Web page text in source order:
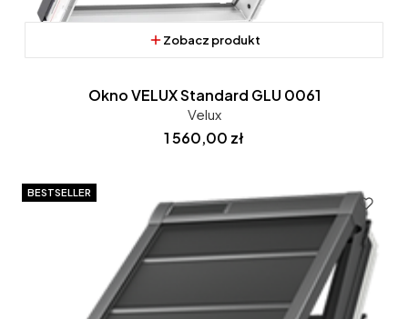
Zobacz produkt
Okno VELUX Standard GLU 0061
Velux
Cena
1 560,00 zł
BESTSELLER